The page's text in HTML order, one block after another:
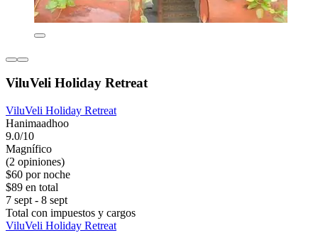
ViluVeli Holiday Retreat
ViluVeli Holiday Retreat
Hanimaadhoo
9.0/10
Magnífico
(2 opiniones)
$60 por noche
$89 en total
7 sept - 8 sept
Total con impuestos y cargos
ViluVeli Holiday Retreat